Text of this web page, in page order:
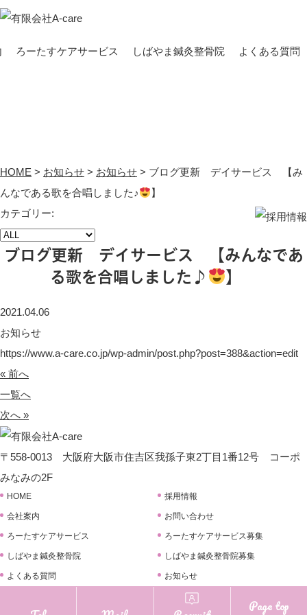
ろーたすケアサービス しばやま鍼灸整骨院 よくある質問
Page top
HOME > お知らせ > お知らせ > ブログ更新 デイサービス 【み
んなである歌を合唱しました♪
】
カテゴリー:
ブログ更新 デイサービス 【みんなであ
る歌を合唱しました♪
】
2021.04.06
お知らせ
https://www.a-care.co.jp/wp-admin/post.php?post=388&action=edit
« 前へ
一覧へ
次へ »
〒558-0013 大阪府大阪市住吉区我孫子東2丁目1番12号 コーポ
みなみの2F
HOME
会社案内
ろーたすケアサービス
しばやま鍼灸整骨院
よくある質問
採用情報
お問い合わせ
ろーたすケアサービス募集
しばやま鍼灸整骨院募集
お知らせ
ブログ